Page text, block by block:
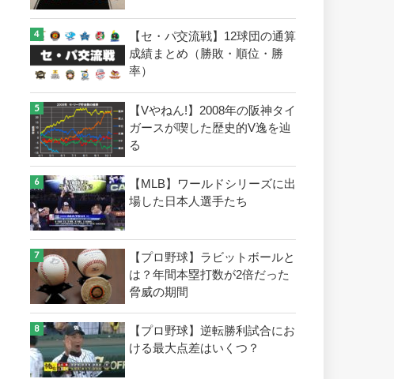
【セ・パ交流戦】12球団の通算
成績まとめ（勝敗・順位・勝
率）
【Vやねん!】2008年の阪神タイ
ガースが喫した歴史的V逸を辿
る
【MLB】ワールドシリーズに出
場した日本人選手たち
【プロ野球】ラビットボールと
は？年間本塁打数が2倍だった
脅威の期間
【プロ野球】逆転勝利試合にお
ける最大点差はいくつ？